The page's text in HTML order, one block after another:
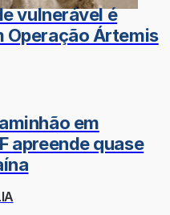
vulnerável é
Operação Ártemis
em
apreende quase